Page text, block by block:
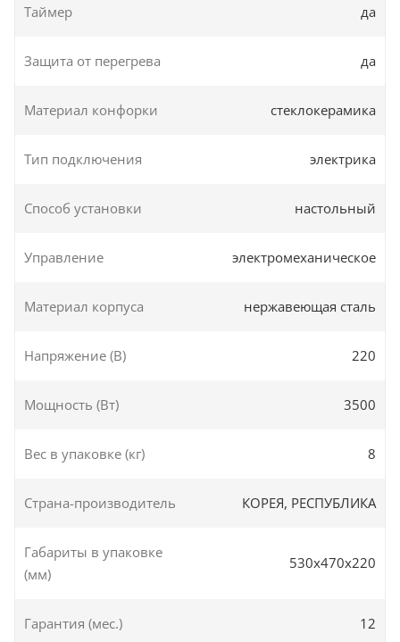
Таймер да
Защита от перегрева да
Материал конфорки стеклокерамика
Тип подключения электрика
Способ установки настольный
Управление электромеханическое
Материал корпуса нержавеющая сталь
Напряжение (В) 220
Мощность (Вт) 3500
Вес в упаковке (кг) 8
Страна-производитель КОРЕЯ, РЕСПУБЛИКА
Габариты в упаковке
(мм)
530x470x220
Гарантия (мес.) 12